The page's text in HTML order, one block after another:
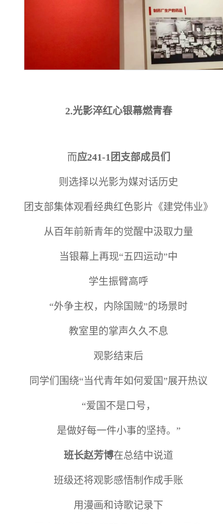
2.光影淬红心银幕燃青春
而应241-1团支部成员们
则选择以光影为媒对话历史
团支部集体观看经典红色影片《建党伟业》
从百年前新青年的觉醒中汲取力量
当银幕上再现“五四运动”中
学生振臂高呼
“外争主权，内除国贼”的场景时
教室里的掌声久久不息
观影结束后
同学们围绕“当代青年如何爱国”展开热议
“爱国不是口号，
是做好每一件小事的坚持。”
班长赵芳博在总结中说道
班级还将观影感悟制作成手账
用漫画和诗歌记录下